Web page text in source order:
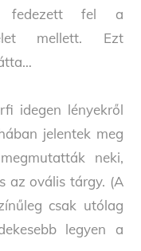
fedezett fel a
mellett. Ezt
idegen lényekről
jelentek meg
neki,
az ovális tárgy. (A
csak utólag
legyen a